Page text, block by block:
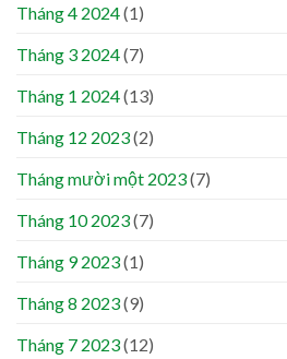
Tháng 4 2024(1)
Tháng 3 2024(7)
Tháng 1 2024(13)
Tháng 12 2023(2)
Tháng mười một 2023(7)
Tháng 10 2023(7)
Tháng 9 2023(1)
Tháng 8 2023(9)
Tháng 7 2023(12)